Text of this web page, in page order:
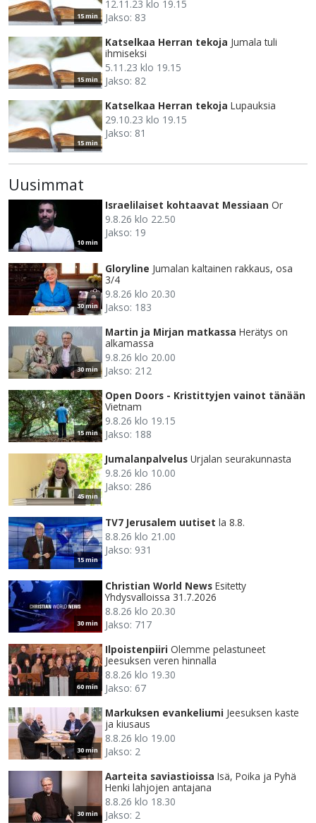
15 min
12.11.23 klo 19.15
Jakso: 83
15 min
Katselkaa Herran tekoja Jumala tuli
ihmiseksi
5.11.23 klo 19.15
Jakso: 82
15 min
Katselkaa Herran tekoja Lupauksia
29.10.23 klo 19.15
Jakso: 81
Uusimmat
10 min
Israelilaiset kohtaavat Messiaan Or
9.8.26 klo 22.50
Jakso: 19
30 min
Gloryline Jumalan kaltainen rakkaus, osa
3/4
9.8.26 klo 20.30
Jakso: 183
30 min
Martin ja Mirjan matkassa Herätys on
alkamassa
9.8.26 klo 20.00
Jakso: 212
15 min
Open Doors - Kristittyjen vainot tänään
Vietnam
9.8.26 klo 19.15
Jakso: 188
45 min
Jumalanpalvelus Urjalan seurakunnasta
9.8.26 klo 10.00
Jakso: 286
15 min
TV7 Jerusalem uutiset la 8.8.
8.8.26 klo 21.00
Jakso: 931
30 min
Christian World News Esitetty
Yhdysvalloissa 31.7.2026
8.8.26 klo 20.30
Jakso: 717
60 min
Ilpoistenpiiri Olemme pelastuneet
Jeesuksen veren hinnalla
8.8.26 klo 19.30
Jakso: 67
30 min
Markuksen evankeliumi Jeesuksen kaste
ja kiusaus
8.8.26 klo 19.00
Jakso: 2
30 min
Aarteita saviastioissa Isä, Poika ja Pyhä
Henki lahjojen antajana
8.8.26 klo 18.30
Jakso: 2